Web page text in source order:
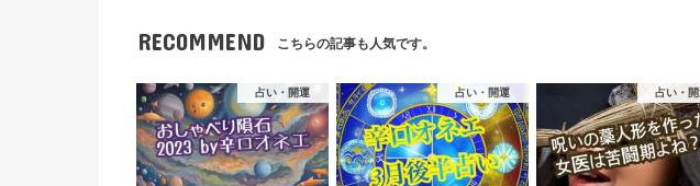
RECOMMEND こちらの記事も人気です。
占い・開運 占い・開運 占い・